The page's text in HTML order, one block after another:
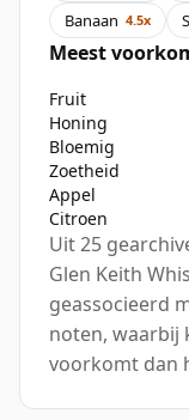
Banaan 4.5x
Meest
Fruit
Honing
Bloemig
Zoetheid
Appel
Citroen
Uit 25
Glen Keith
geassocieerd
noten, waarbij
voorkomt dan